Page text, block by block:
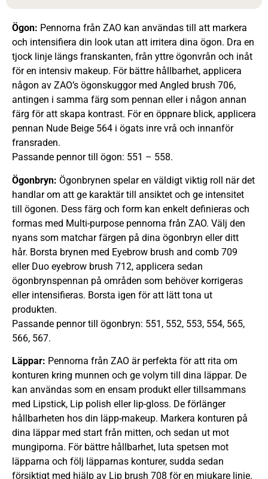
Ögon: Pennorna från ZAO kan användas till att markera
och intensifiera din look utan att irritera dina ögon. Dra en
tjock linje längs franskanten, från yttre ögonvrån och inåt
för en intensiv makeup. För bättre hållbarhet, applicera
någon av ZAO’s ögonskuggor med Angled brush 706,
antingen i samma färg som pennan eller i någon annan
färg för att skapa kontrast. För en öppnare blick, applicera
pennan Nude Beige 564 i ögats inre vrå och innanför
fransraden.
Passande pennor till ögon: 551 – 558.
Ögonbryn: Ögonbrynen spelar en väldigt viktig roll när det
handlar om att ge karaktär till ansiktet och ge intensitet
till ögonen. Dess färg och form kan enkelt definieras och
formas med Multi-purpose pennorna från ZAO. Välj den
nyans som matchar färgen på dina ögonbryn eller ditt
hår. Borsta brynen med Eyebrow brush and comb 709
eller Duo eyebrow brush 712, applicera sedan
ögonbrynspennan på områden som behöver korrigeras
eller intensifieras. Borsta igen för att lätt tona ut
produkten.
Passande pennor till ögonbryn: 551, 552, 553, 554, 565,
566, 567.
Läppar: Pennorna från ZAO är perfekta för att rita om
konturen kring munnen och ge volym till dina läppar. De
kan användas som en ensam produkt eller tillsammans
med Lipstick, Lip polish eller lip-gloss. De förlänger
hållbarheten hos din läpp-makeup. Markera konturen på
dina läppar med start från mitten, och sedan ut mot
mungiporna. För bättre hållbarhet, luta spetsen mot
läpparna och följ läpparnas konturer, sudda sedan
försiktigt med hjälp av Lip brush 708 för en mjukare linje.